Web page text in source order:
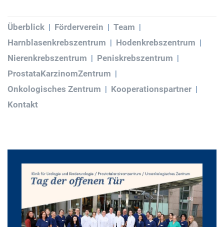
Überblick Förderverein
Team
Harnblasenkrebszentrum
Hodenkrebszentrum
Nierenkrebszentrum
Peniskrebszentrum
ProstataKarzinomZentrum
Onkologisches Zentrum
Kooperationspartner
Kontakt